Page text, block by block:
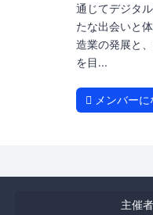
通じてデジタ
たな出会いと
造業の発展と
を目...
メンバーに
主催